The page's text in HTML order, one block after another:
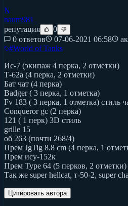
N
naum981
репутация
0
0 ответов
07-06-2021 06:58
#World of Tanks
Ис-7 (экипаж 4 перка, 2 отметки)
Т-62а (4 перка, 2 отметки)
Бат чат (4 перка)
Badger ( 3 перка, 1 отметка)
Fv 183 ( 3 перка, 1 отметка) стиль
Conqueror gc (2 перка)
121 ( 1 перк) 3D стиль
grille 15
об 263 (почти 268/4)
Прем JgTig 8.8 cm (4 перка, 1
Прем ису-152к
Прем Type 64 (5 перков, 2 отметки)
Так же super hellcat, т-50-2, super
Цитировать автора